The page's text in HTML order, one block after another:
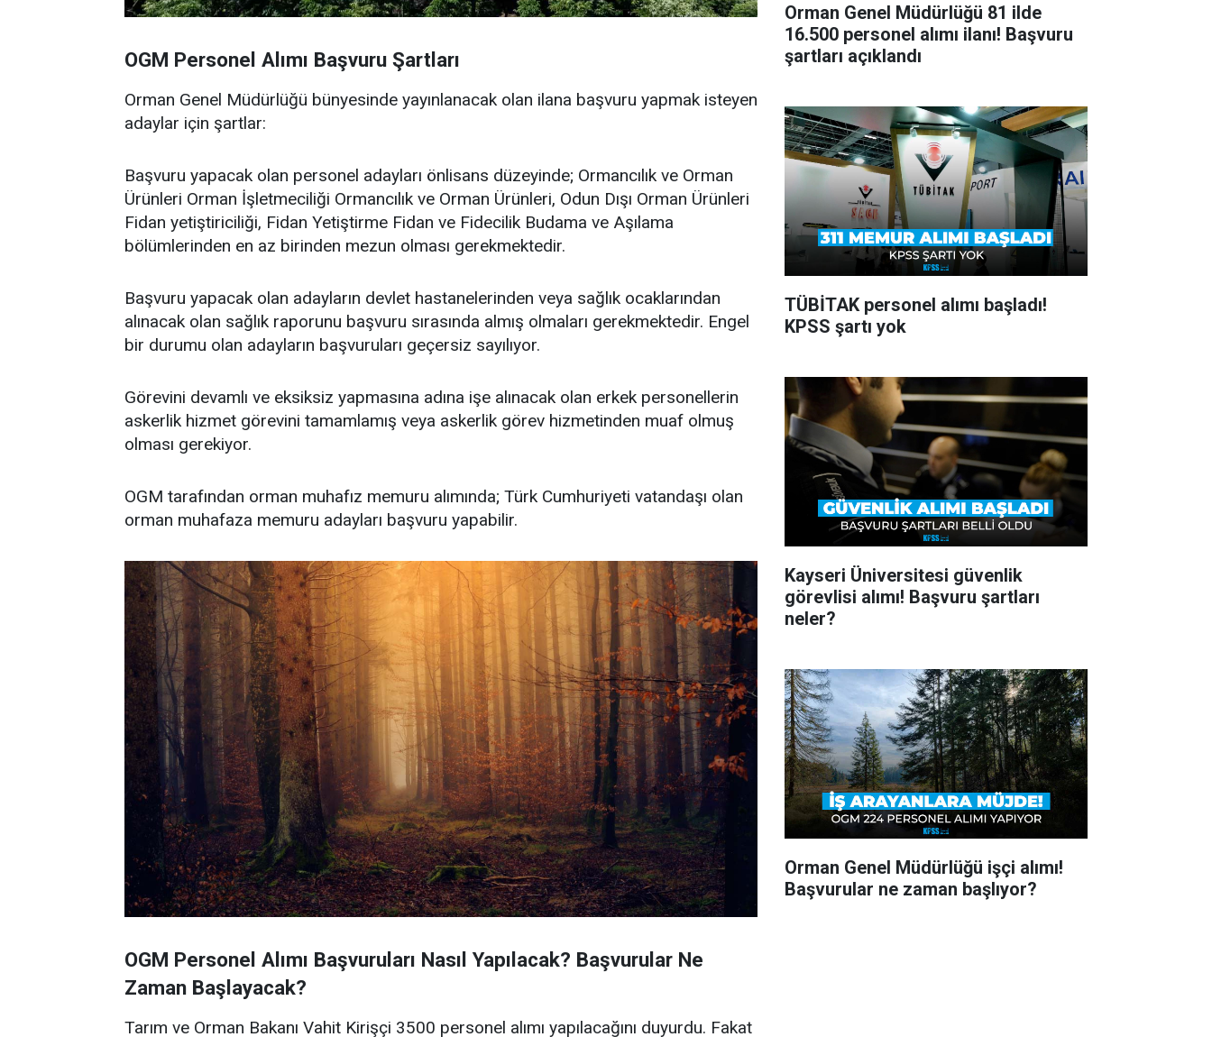
OGM Personel Alımı Başvuru Şartları
Orman Genel Müdürlüğü bünyesinde yayınlanacak olan ilana başvuru yapmak isteyen
adaylar için şartlar:
Başvuru yapacak olan personel adayları önlisans düzeyinde; Ormancılık ve Orman
Ürünleri Orman İşletmeciliği Ormancılık ve Orman Ürünleri, Odun Dışı Orman Ürünleri
Fidan yetiştiriciliği, Fidan Yetiştirme Fidan ve Fidecilik Budama ve Aşılama
bölümlerinden en az birinden mezun olması gerekmektedir.
Başvuru yapacak olan adayların devlet hastanelerinden veya sağlık ocaklarından
alınacak olan sağlık raporunu başvuru sırasında almış olmaları gerekmektedir. Engel
bir durumu olan adayların başvuruları geçersiz sayılıyor.
Görevini devamlı ve eksiksiz yapmasına adına işe alınacak olan erkek personellerin
askerlik hizmet görevini tamamlamış veya askerlik görev hizmetinden muaf olmuş
olması gerekiyor.
OGM tarafından orman muhafız memuru alımında; Türk Cumhuriyeti vatandaşı olan
orman muhafaza memuru adayları başvuru yapabilir.
OGM Personel Alımı Başvuruları Nasıl Yapılacak? Başvurular Ne
Zaman Başlayacak?
Tarım ve Orman Bakanı Vahit Kirişçi 3500 personel alımı yapılacağını duyurdu. Fakat
Orman Genel Müdürlüğü 81 ilde
16.500 personel alımı ilanı! Başvuru
şartları açıklandı
TÜBİTAK personel alımı başladı!
KPSS şartı yok
Kayseri Üniversitesi güvenlik
görevlisi alımı! Başvuru şartları
neler?
Orman Genel Müdürlüğü işçi alımı!
Başvurular ne zaman başlıyor?